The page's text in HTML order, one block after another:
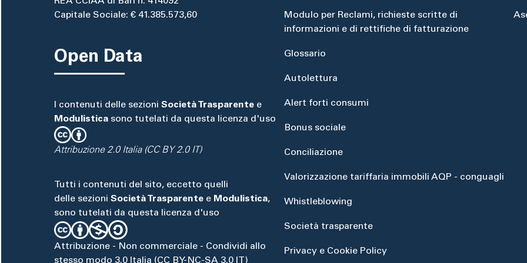
Capitale Sociale: € 41.385.573,60
Open Data
I contenuti delle sezioni Società Trasparente e
Modulistica sono tutelati da questa licenza d'uso
Attribuzione 2.0 Italia (CC BY 2.0 IT)
Tutti i contenuti del sito, eccetto quelli
delle sezioni Società Trasparente e Modulistica,
sono tutelati da questa licenza d'uso
Attribuzione - Non commerciale - Condividi allo
stesso modo 3.0 Italia (CC BY-NC-SA 3.0 IT)
Modulo per Reclami, richieste scritte di
informazioni e di rettifiche di fatturazione
Glossario
Autolettura
Alert forti consumi
Bonus sociale
Conciliazione
Valorizzazione tariffaria immobili AQP - conguagli
Whistleblowing
Società trasparente
Privacy e Cookie Policy